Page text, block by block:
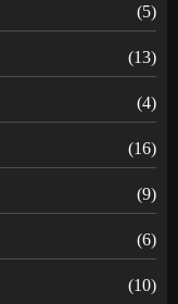
(5)
(13)
(4)
(16)
(9)
(6)
(10)